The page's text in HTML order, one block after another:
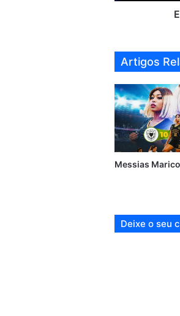
Artigos
Messias
Deixe o seu